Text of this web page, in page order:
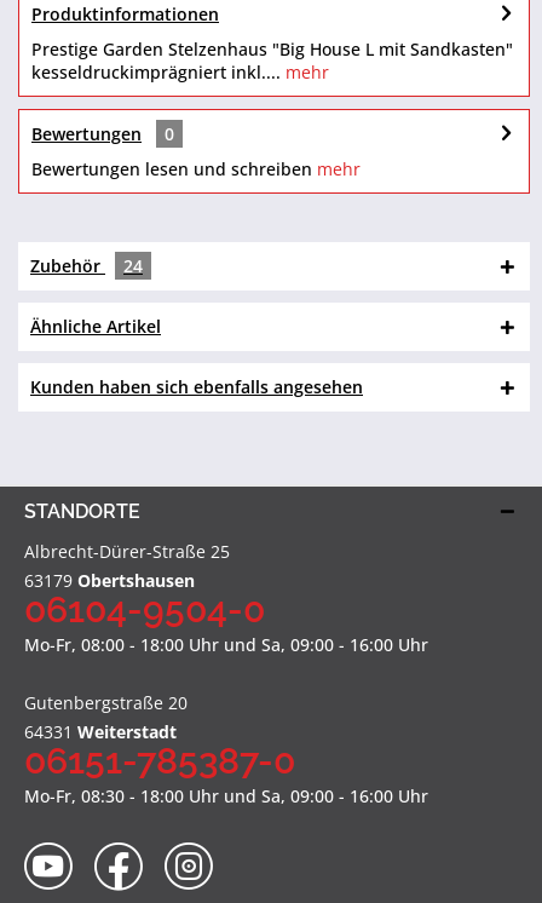
Produktinformationen
Prestige Garden Stelzenhaus "Big House L mit Sandkasten"
kesseldruckimprägniert inkl.... mehr
Bewertungen
0
Bewertungen lesen und schreiben mehr
Zubehör 24
Ähnliche Artikel
Kunden haben sich ebenfalls angesehen
STANDORTE
Albrecht-Dürer-Straße 25
63179 Obertshausen
06104-9504-0
Mo-Fr, 08:00 - 18:00 Uhr und Sa, 09:00 - 16:00 Uhr
Gutenbergstraße 20
64331 Weiterstadt
06151-785387-0
Mo-Fr, 08:30 - 18:00 Uhr und Sa, 09:00 - 16:00 Uhr